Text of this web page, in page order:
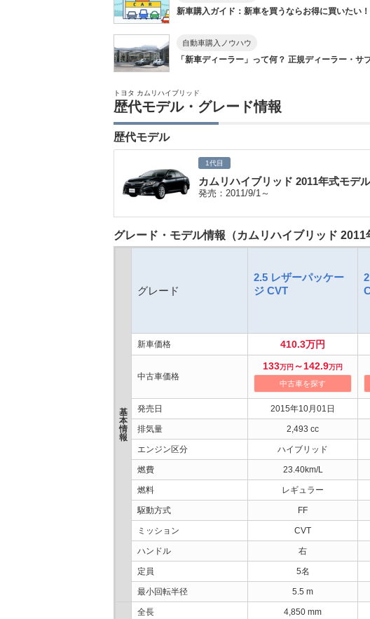
新車購入ガイド：新車を買うならお得に買いたい
自動車購入ノウハウ
「新車ディーラー」って何？ 正規ディーラー・サ
トヨタ カムリハイブリッド
歴代モデル・グレード情報
歴代モデル
1代目
カムリハイブリッド 2011年式モデル
発売：2011/9/1～
グレード・モデル情報（カムリハイブリッド 2011
基
本
情
報
グレード
2.5 レザーパッケー
ジ CVT
新車価格 410.3万円
中古車価格
133万円 ～142.9万円
中古車を探す
発売日 2015年10月01日
排気量 2,493 cc
エンジン区分 ハイブリッド
燃費 23.40km/L
燃料 レギュラー
駆動方式 FF
ミッション CVT
ハンドル 右
定員 5名
最小回転半径 5.5 m
全長 4,850 mm